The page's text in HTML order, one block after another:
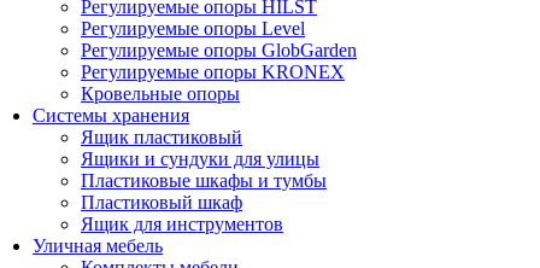
Регулируемые опоры HILST
Регулируемые опоры Level
Регулируемые опоры GlobGarden
Регулируемые опоры KRONEX
Кровельные опоры
Системы хранения
Ящик пластиковый
Ящики и сундуки для улицы
Пластиковые шкафы и тумбы
Пластиковый шкаф
Ящик для инструментов
Уличная мебель